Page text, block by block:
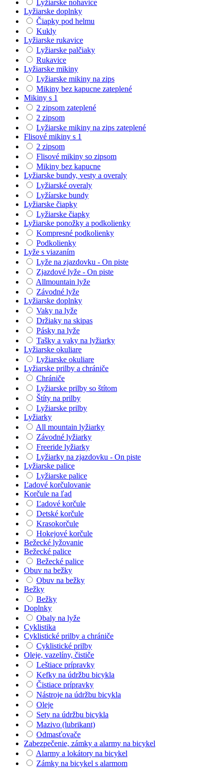
Lyžiarske nohavice
Lyžiarske doplnky
Čiapky pod helmu
Kukly
Lyžiarske rukavice
Lyžiarske palčiaky
Rukavice
Lyžiarske mikiny
Lyžiarske mikiny na zips
Mikiny bez kapucne zateplené
Mikiny s 1
2 zipsom zateplené
2 zipsom
Lyžiarske mikiny na zips zateplené
Flisové mikiny s 1
2 zipsom
Flisové mikiny so zipsom
Mikiny bez kapucne
Lyžiarske bundy, vesty a overaly
Lyžiarské overaly
Lyžíarske bundy
Lyžiarske čiapky
Lyžiarske čiapky
Lyžiarske ponožky a podkolienky
Kompresné podkolienky
Podkolienky
Lyže s viazaním
Lyže na zjazdovku - On piste
Zjazdové lyže - On piste
Allmountain lyže
Závodné lyže
Lyžiarske doplnky
Vaky na lyže
Držiaky na skipas
Pásky na lyže
Tašky a vaky na lyžiarky
Lyžiarske okuliare
Lyžiarske okuliare
Lyžiarske prilby a chrániče
Chrániče
Lyžiarske prilby so štítom
Štíty na prilby
Lyžiarske prilby
Lyžiarky
All mountain lyžiarky
Závodné lyžiarky
Freeride lyžiarky
Lyžiarky na zjazdovku - On piste
Lyžiarske palice
Lyžiarske palice
Ľadové korčulovanie
Korčule na ľad
Ľadové korčule
Detské korčule
Krasokorčule
Hokejové korčule
Bežecké lyžovanie
Bežecké palice
Bežecké palice
Obuv na bežky
Obuv na bežky
Bežky
Bežky
Doplnky
Obaly na lyže
Cyklistika
Cyklistické prilby a chrániče
Cyklistické prilby
Oleje, vazelíny, čističe
Leštiace prípravky
Kefky na údržbu bicykla
Čistiace prípravky
Nástroje na údržbu bicykla
Oleje
Sety na údržbu bicykla
Mazivo (lubrikant)
Odmasťovače
Zabezpečenie, zámky a alarmy na bicykel
Alarmy a lokátory na bicykel
Zámky na bicykel s alarmom